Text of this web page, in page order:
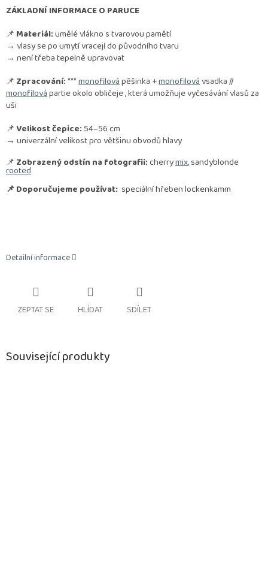
ZÁKLADNÍ INFORMACE O PARUCE
📌 Materiál:umělé vlákno s tvarovou pamětí
→ vlasy se po umytí vracejí do původního tvaru
→ není třeba tepelně upravovat
📌 Zpracování:***monofilovápěšinka +monofilovávsadka //
monofilovápartie okolo obličeje , která umožňuje vyčesávání vlasů za
uši
📌Velikost čepice: 54–56 cm
→ univerzální velikost pro většinu obvodů hlavy
📌 Zobrazený odstín na fotografii:cherrymix, sandyblonde
rooted
📌 Doporučujeme používat: speciální hřeben lockenkamm
Detailní informace
ZEPTAT SE HLÍDAT SDÍLET
Související produkty